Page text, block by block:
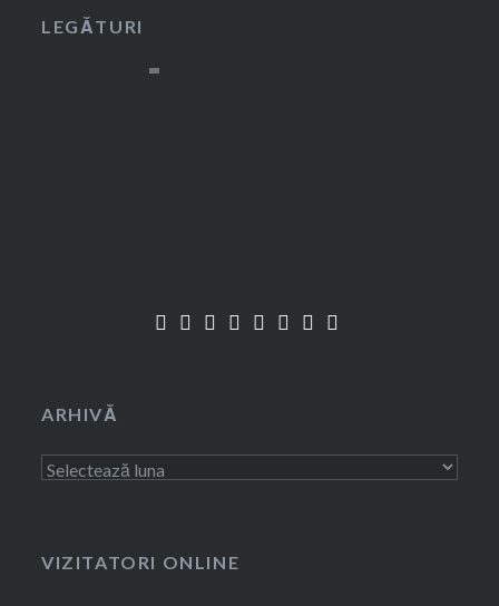
LEGĂTURI
ARHIVĂ
Arhivă
VIZITATORI ONLINE